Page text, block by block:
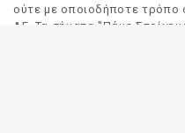
ούτε με οποιοδήποτε τρόπο
ΑΕ. Τα σήματα "Πάμε